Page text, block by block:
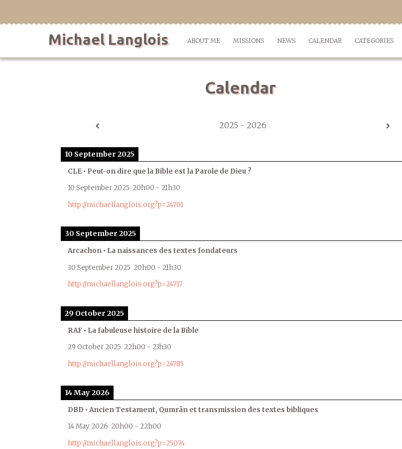
Michael Langlois ABOUT ME MISSIONS NEWS CALENDAR CATEGORIES
Calendar
2025 - 2026
10 September 2025
CLE • Peut-on dire que la Bible est la Parole de Dieu ?
10 September 2025 20h00 - 21h30
http://michaellanglois.org?p=24701
30 September 2025
Arcachon • La naissances des textes fondateurs
30 September 2025 20h00 - 21h30
http://michaellanglois.org?p=24717
29 October 2025
RAF • La fabuleuse histoire de la Bible
29 October 2025 22h00 - 23h30
http://michaellanglois.org?p=24785
14 May 2026
DBD • Ancien Testament, Qumrân et transmission des textes bibliques
14 May 2026 20h00 - 22h00
http://michaellanglois.org?p=25074